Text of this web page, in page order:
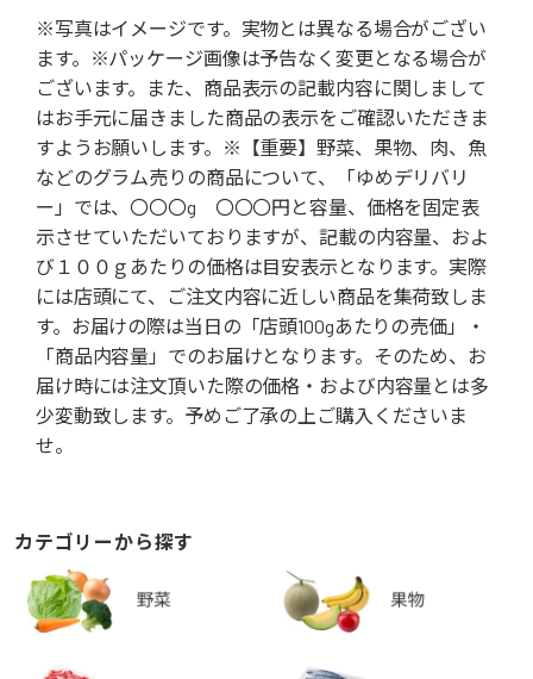
※写真はイメージです。実物とは異なる場合がござい
ます。※パッケージ画像は予告なく変更となる場合が
ございます。また、商品表示の記載内容に関しまして
はお手元に届きました商品の表示をご確認いただきま
すようお願いします。※【重要】野菜、果物、肉、魚
などのグラム売りの商品について、「ゆめデリバリ
ー」では、〇〇〇g 〇〇〇円と容量、価格を固定表
示させていただいておりますが、記載の内容量、およ
び１００ｇあたりの価格は目安表示となります。実際
には店頭にて、ご注文内容に近しい商品を集荷致しま
す。お届けの際は当日の「店頭100gあたりの売価」・
「商品内容量」でのお届けとなります。そのため、お
届け時には注文頂いた際の価格・および内容量とは多
少変動致します。予めご了承の上ご購入くださいま
せ。
カテゴリーから探す